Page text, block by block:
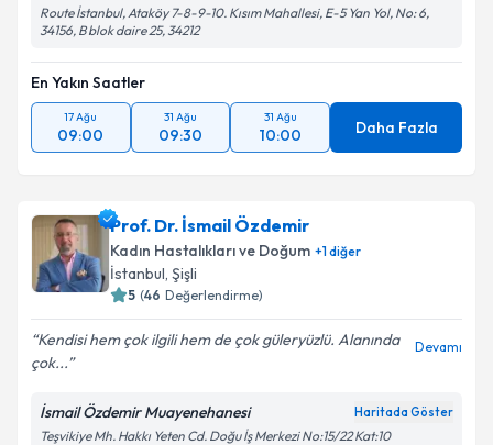
Route İstanbul, Ataköy 7-8-9-10. Kısım Mahallesi, E-5 Yan Yol, No: 6,
34156, B blok daire 25, 34212
En Yakın Saatler
17 Ağu
09:00
31 Ağu
09:30
31 Ağu
10:00 Daha Fazla
Prof. Dr. İsmail Özdemir
Kadın Hastalıkları ve Doğum +1diğer
İstanbul, Şişli
5 (46 Değerlendirme)
Kendisi hem çok ilgili hem de çok güleryüzlü. Alanında
çok...
Devamı
İsmail Özdemir Muayenehanesi Haritada Göster
Teşvikiye Mh. Hakkı Yeten Cd. Doğu İş Merkezi No:15/22 Kat:10